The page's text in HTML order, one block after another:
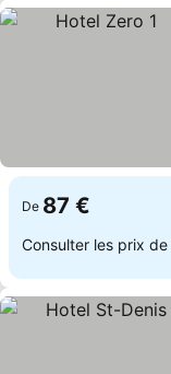
De 87 €
Consulter les prix de